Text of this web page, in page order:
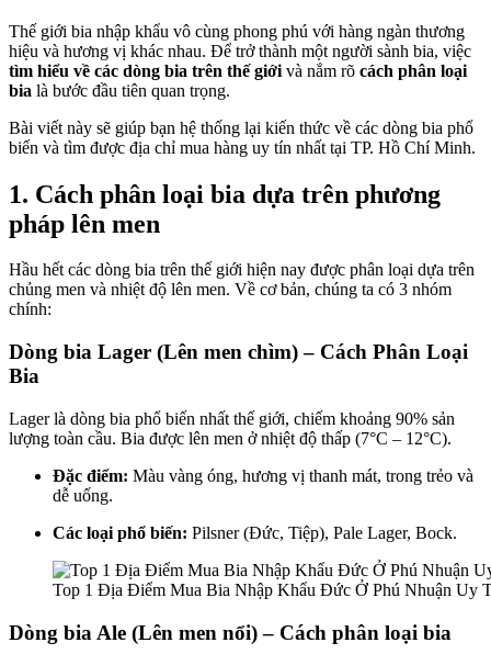
Thế giới bia nhập khẩu vô cùng phong phú với hàng ngàn thương
hiệu và hương vị khác nhau. Để trở thành một người sành bia, việc
tìm hiểu về các dòng bia trên thế giới và nắm rõ cách phân loại
bia là bước đầu tiên quan trọng.
Bài viết này sẽ giúp bạn hệ thống lại kiến thức về các dòng bia phổ
biến và tìm được địa chỉ mua hàng uy tín nhất tại TP. Hồ Chí Minh.
1. Cách phân loại bia dựa trên phương
pháp lên men
Hầu hết các dòng bia trên thế giới hiện nay được phân loại dựa trên
chủng men và nhiệt độ lên men. Về cơ bản, chúng ta có 3 nhóm
chính:
Dòng bia Lager (Lên men chìm) – Cách Phân Loại
Bia
Lager là dòng bia phổ biến nhất thế giới, chiếm khoảng 90% sản
lượng toàn cầu. Bia được lên men ở nhiệt độ thấp (7°C – 12°C).
Đặc điểm: Màu vàng óng, hương vị thanh mát, trong trẻo và
dễ uống.
Các loại phổ biến: Pilsner (Đức, Tiệp), Pale Lager, Bock.
Top 1 Địa Điểm Mua Bia Nhập Khẩu Đức Ở Phú Nhuận Uy
Dòng bia Ale (Lên men nổi) – Cách phân loại bia